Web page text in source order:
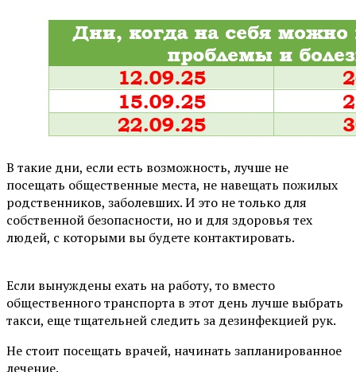
В такие дни, если есть возможность, лучше не
посещать общественные места, не навещать пожилых
родственников, заболевших. И это не только для
собственной безопасности, но и для здоровья тех
людей, с которыми вы будете контактировать.
Если вынуждены ехать на работу, то вместо
общественного транспорта в этот день лучше выбрать
такси, еще тщательней следить за дезинфекцией рук.
Не стоит посещать врачей, начинать запланированное
лечение.